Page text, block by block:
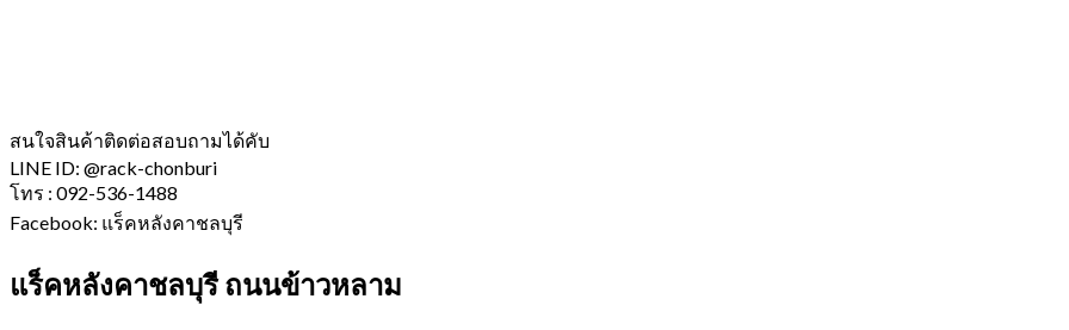
สนใจสินค้าติดต่อสอบถามได้คับ
LINE ID: @rack-chonburi
โทร : 092-536-1488
Facebook: แร็คหลังคาชลบุรี
แร็คหลังคาชลบุรี ถนนข้าวหลาม